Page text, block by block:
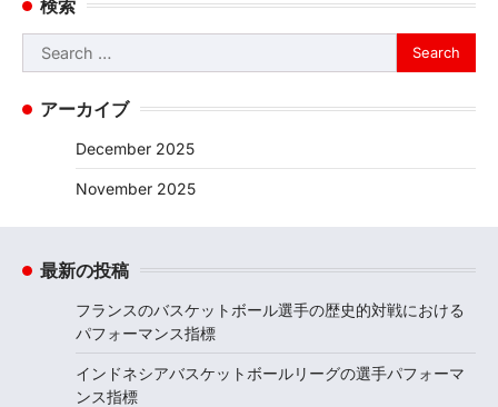
検索
Search
for:
アーカイブ
December 2025
November 2025
最新の投稿
フランスのバスケットボール選手の歴史的対戦における
パフォーマンス指標
インドネシアバスケットボールリーグの選手パフォーマ
ンス指標